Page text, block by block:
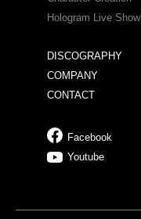
Hologram Live Show
DISCOGRAPHY
COMPANY
CONTACT
Facebook
Youtube